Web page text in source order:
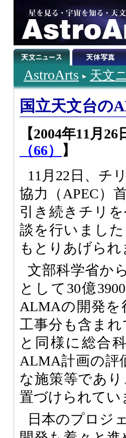
AstroArts 天文
国立天文台の
【2004年11月26
（66）
】
11月22日、チ
協力（APEC）
引き続きチリ
談を行いまし
もとりあげられ
文部科学省か
として30億
ALMAの開発を
工事分も含ま
と同様に総合
ALMA計画の評
な施策等であ
置づけられてい
日本のプロジ